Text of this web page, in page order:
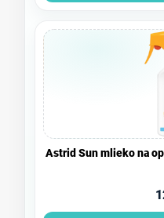
Astrid Sun mlieko na